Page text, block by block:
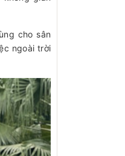
cho sân
ngoài trời